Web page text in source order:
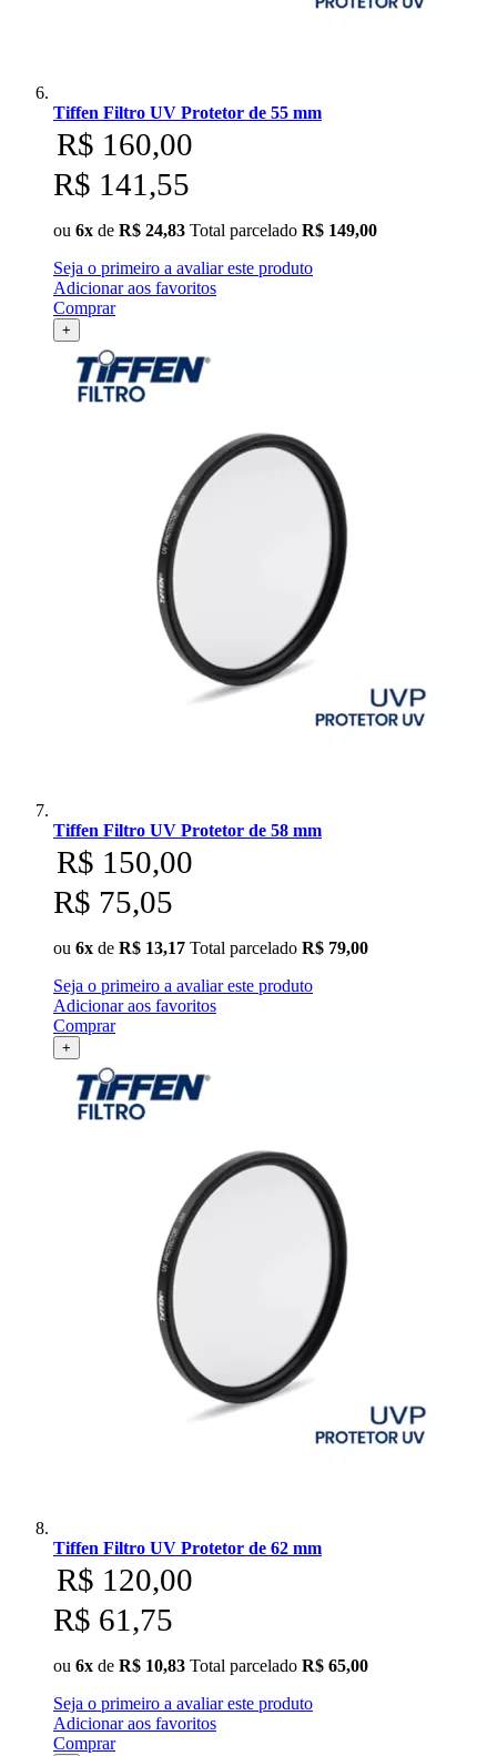
Tiffen Filtro UV Protetor de 55 mm
R$ 160,00
R$ 141,55
ou 6x de R$ 24,83 Total parcelado R$ 149,00
Seja o primeiro a avaliar este produto
Adicionar aos favoritos
Comprar
+
Tiffen Filtro UV Protetor de 58 mm
R$ 150,00
R$ 75,05
ou 6x de R$ 13,17 Total parcelado R$ 79,00
Seja o primeiro a avaliar este produto
Adicionar aos favoritos
Comprar
+
Tiffen Filtro UV Protetor de 62 mm
R$ 120,00
R$ 61,75
ou 6x de R$ 10,83 Total parcelado R$ 65,00
Seja o primeiro a avaliar este produto
Adicionar aos favoritos
Comprar